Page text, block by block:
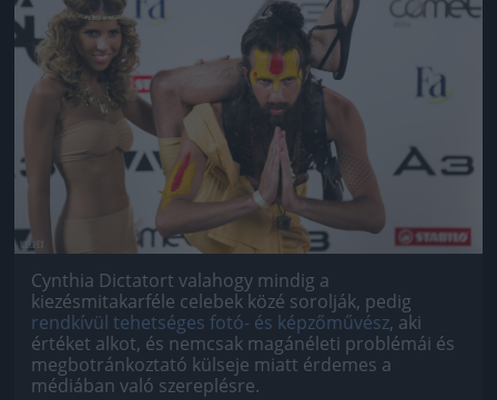
Cynthia Dictatort valahogy mindig a
kiezésmitakarféle celebek közé sorolják, pedig
rendkívül tehetséges fotó- és képzőművész, aki
értéket alkot, és nemcsak magánéleti problémái és
megbotránkoztató külseje miatt érdemes a
médiában való szereplésre.